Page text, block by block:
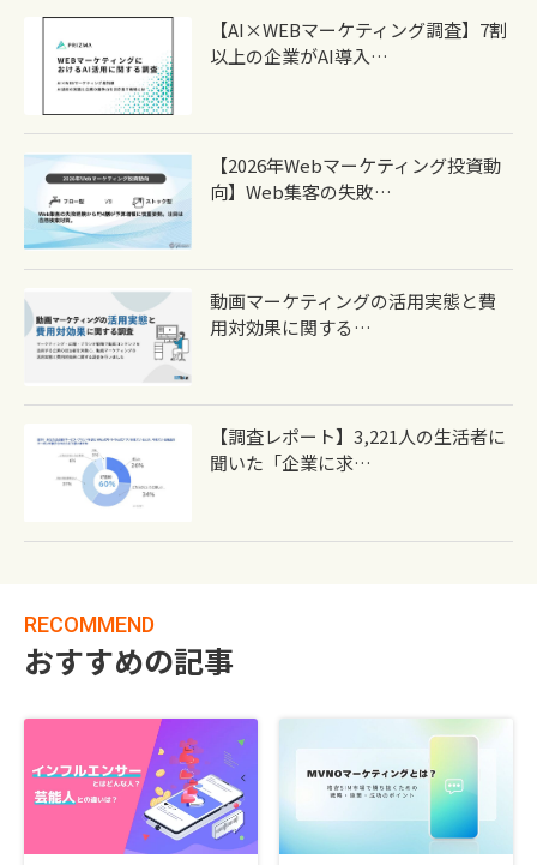
【AI×WEBマーケティング調査】7割
以上の企業がAI導入…
【2026年Webマーケティング投資動
向】Web集客の失敗…
動画マーケティングの活用実態と費
用対効果に関する…
【調査レポート】3,221人の生活者に
聞いた「企業に求…
RECOMMEND
おすすめの記事